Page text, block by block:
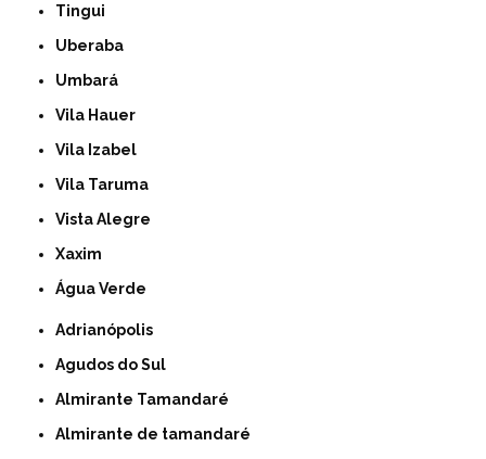
Tingui
Uberaba
Umbará
Vila Hauer
Vila Izabel
Vila Taruma
Vista Alegre
Xaxim
Água Verde
Adrianópolis
Agudos do Sul
Almirante Tamandaré
Almirante de tamandaré